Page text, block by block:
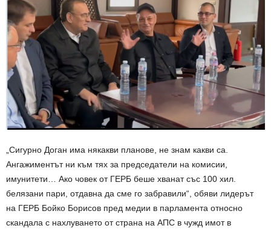
„Сигурно Доган има някакви планове, не знам какви са.
Ангажиментът ни към тях за председатели на комисии,
имунитети… Ако човек от ГЕРБ беше хванат със 100 хил.
белязани пари, отдавна да сме го забравили“, обяви лидерът
на ГЕРБ Бойко Борисов пред медии в парламента относно
скандала с нахлуването от страна на АПС в чужд имот в